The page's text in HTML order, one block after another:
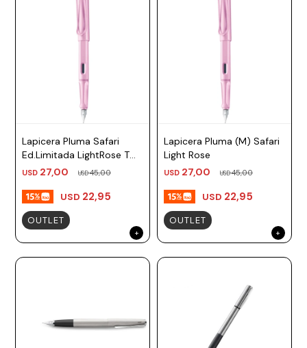
Lapicera Pluma Safari
Ed.Limitada LightRose TM,
TF Lamy
USD 27,00 USD45,00
USD 22,95
OUTLET
Lapicera Pluma (M) Safari
Light Rose
USD 27,00 USD45,00
USD 22,95
OUTLET